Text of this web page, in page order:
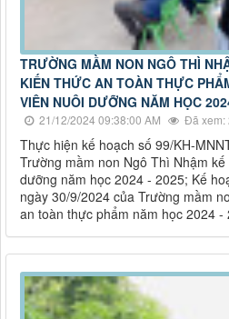
TRƯỜNG MẦM NON NGÔ THÌ
KIẾN THỨC AN TOÀN THỰC
VIÊN NUÔI DƯỠNG NĂM HỌC
21/12/2024 09:38:00 AM Đã xem:
Thực hiện kế hoạch số 99/KH-
Trường mầm non Ngô Thì Nhậm
dưỡng năm học 2024 - 2025; Kế
ngày 30/9/2024 của Trường mầm
an toàn thực phẩm năm học 2024 -